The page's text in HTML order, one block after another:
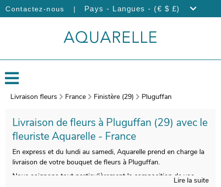
Contactez-nous | Pays - Langues - (€ $ £)
Livraison fleurs France Finistère (29) Pluguffan
Livraison de fleurs à Pluguffan (29) avec le
fleuriste Aquarelle - France
En express et du lundi au samedi, Aquarelle prend en charge la
livraison de votre bouquet de fleurs à Pluguffan.
Nous soignons tout particulièrement la composition de vos
Lire la suite